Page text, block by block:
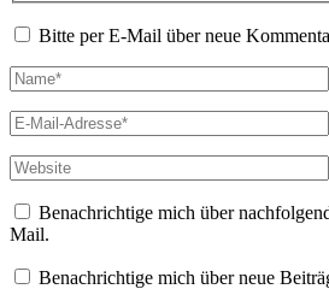
Bitte per E-Mail über neue
Name*
E-
Mail-
Adresse*
Website
Benachrichtige mich über
Mail.
Benachrichtige mich über neue